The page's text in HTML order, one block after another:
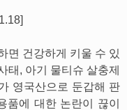
면 건강하게 키울 수 있
태, 아기 물티슈 살충제
영국산으로 둔갑해 판
품에 대한 논란이 끊이